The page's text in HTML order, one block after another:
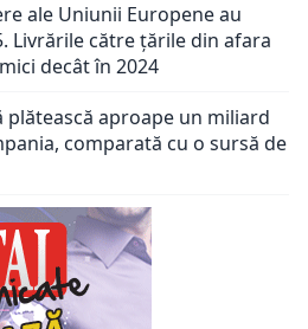
ale Uniunii Europene au
Livrările către țările din afara
decât în 2024
plătească aproape un miliard
comparată cu o sursă de